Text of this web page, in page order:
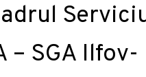
– SGA Ilfov-